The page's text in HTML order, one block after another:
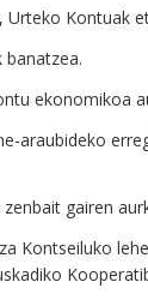
Urteko Kontuak
banatzea.
ekonomikoa
araubideko
gairen
Kontseiluko